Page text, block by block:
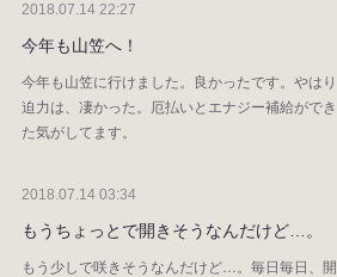
2018.07.14 22:27
今年も山笠へ！
今年も山笠に行けました。良かったです。やはり
迫力は、凄かった。厄払いとエナジー補給ができ
た気がしてます。
2018.07.14 03:34
もうちょっとで開きそうなんだけど…。
もう少しで咲きそうなんだけど…。毎日毎日、開